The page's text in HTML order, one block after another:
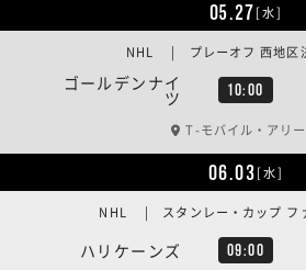
05.27[水]
ゴールデンナイ
ツ 10:00
NHL | プレーオフ 西地区
T-モバイル・アリ
06.03[水]
ハリケーンズ 09:00
NHL | スタンレー・カップ フ